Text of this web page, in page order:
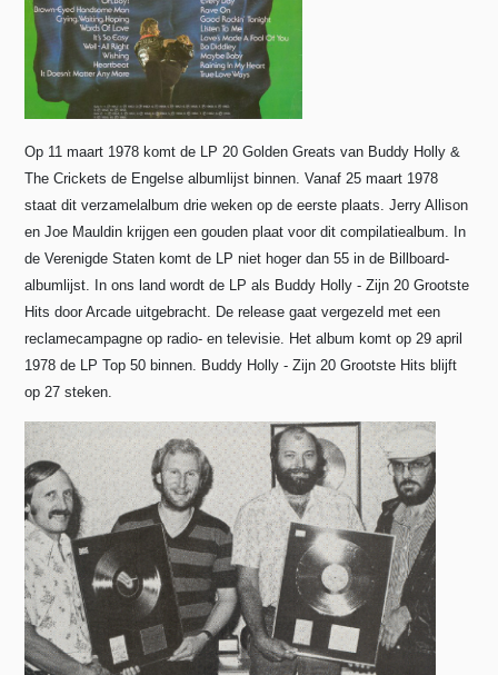
Op 11 maart 1978 komt de LP 20 Golden Greats van Buddy Holly &
The Crickets de Engelse albumlijst binnen. Vanaf 25 maart 1978
staat dit verzamelalbum drie weken op de eerste plaats. Jerry Allison
en Joe Mauldin krijgen een gouden plaat voor dit compilatiealbum. In
de Verenigde Staten komt de LP niet hoger dan 55 in de Billboard-
albumlijst. In ons land wordt de LP als Buddy Holly - Zijn 20 Grootste
Hits door Arcade uitgebracht. De release gaat vergezeld met een
reclamecampagne op radio- en televisie. Het album komt op 29 april
1978 de LP Top 50 binnen. Buddy Holly - Zijn 20 Grootste Hits blijft
op 27 steken.